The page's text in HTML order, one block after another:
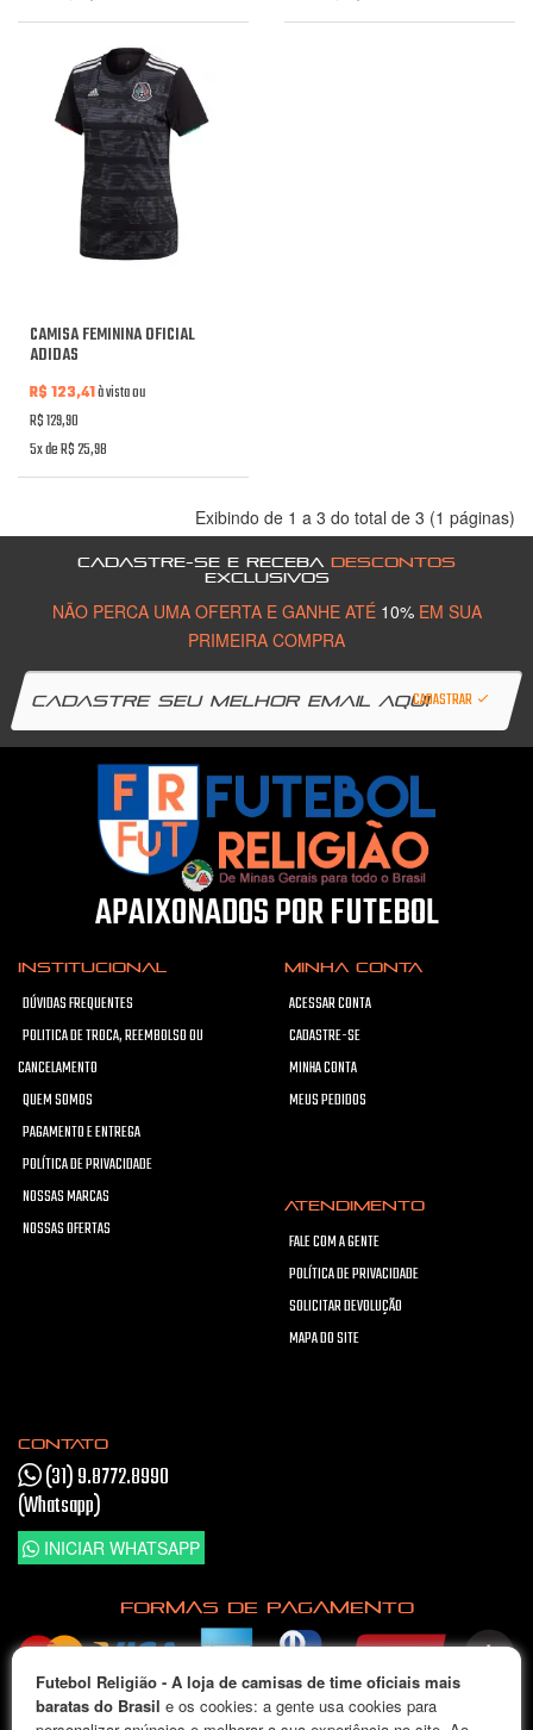
CAMISA FEMININA OFICIAL
ADIDAS
R$ 123,41à vista ou
R$ 129,90
5x de R$ 25,98
Exibindo de 1 a 3 do total de 3 (1 páginas)
CADASTRE-SE E RECEBA DESCONTOS
EXCLUSIVOS
NÃO PERCA UMA OFERTA E GANHE ATÉ 10%EM SUA
PRIMEIRA COMPRA
CADASTRAR
APAIXONADOS POR FUTEBOL
INSTITUCIONAL
DÚVIDAS FREQUENTES
POLITICA DE TROCA, REEMBOLSO OU
CANCELAMENTO
QUEM SOMOS
PAGAMENTO E ENTREGA
POLÍTICA DE PRIVACIDADE
NOSSAS MARCAS
NOSSAS OFERTAS
MINHA CONTA
ACESSAR CONTA
CADASTRE-SE
MINHA CONTA
MEUS PEDIDOS
ATENDIMENTO
FALE COM A GENTE
POLÍTICA DE PRIVACIDADE
SOLICITAR DEVOLUÇÃO
MAPA DO SITE
CONTATO
(31) 9.8772.8990
(Whatsapp)
INICIAR WHATSAPP
FORMAS DE PAGAMENTO
Pague em até 5x sem juros
Futebol Religião - A loja de camisas de time oficiais mais
baratas do Brasil e os cookies: a gente usa cookies para